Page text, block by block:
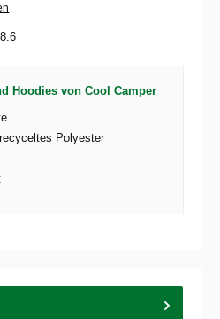
Hoodies von Cool Camper
Polyester